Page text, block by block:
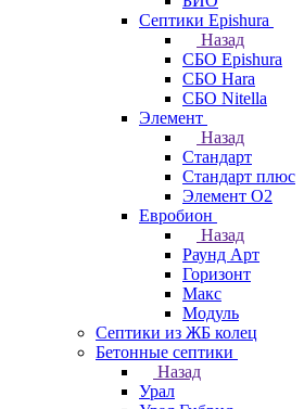
Септики Epishura
Назад
СБО Epishura
СБО Hara
СБО Nitella
Элемент
Назад
Стандарт
Стандарт плюс
Элемент О2
Евробион
Назад
Раунд Арт
Горизонт
Макс
Модуль
Септики из ЖБ колец
Бетонные септики
Назад
Урал